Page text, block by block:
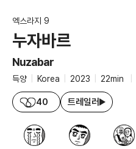
엑스라지 9
누자바르
Nuzabar
득양 Korea 2023 22min
40 트레일러